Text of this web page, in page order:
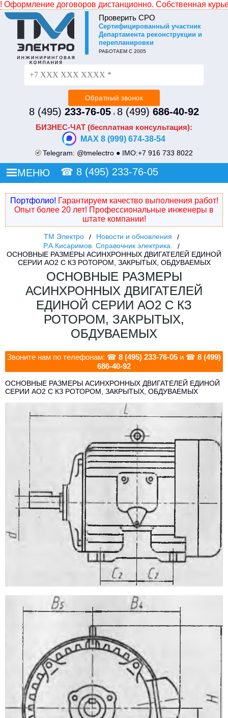
договоров дистанционно. Собственная
Проверить СРО
Cертифицированный участник
Департамента реконструкции и
перепланировки
РАБОТАЕМ С 2005
8 (495) 233-76-05, 8 (499) 686-40-92
БИЗНЕС-ЧАТ (бесплатная консультация):
MAX 8 (999) 674-38-54
Telegram: @tmelectro ● IMO:+7 916 733 8022
☎ 8 (495) 233-76-05
МЕНЮ
Портфолио! Гарантируем качество выполнения работ!
Опыт более 20 лет! Профессиональные инженеры в
штате компании!
ТМ Электро
Новости и обновления
Р.А.Кисаримов. Справочник электрика.
ОСНОВНЫЕ РАЗМЕРЫ АСИНХРОННЫХ ДВИГАТЕЛЕЙ ЕДИНОЙ
СЕРИИ АО2 С КЗ РОТОРОМ, ЗАКРЫТЫХ, ОБДУВАЕМЫХ
ОСНОВНЫЕ РАЗМЕРЫ
АСИНХРОННЫХ ДВИГАТЕЛЕЙ
ЕДИНОЙ СЕРИИ АО2 С КЗ
РОТОРОМ, ЗАКРЫТЫХ,
ОБДУВАЕМЫХ
Звоните нам по телефонам: ☎ 8 (495) 233-76-05 и ☎ 8 (499)
686-40-92
ОСНОВНЫЕ РАЗМЕРЫ АСИНХРОННЫХ ДВИГАТЕЛЕЙ ЕДИНОЙ
СЕРИИ АО2 С КЗ РОТОРОМ, ЗАКРЫТЫХ, ОБДУВАЕМЫХ
Не уходите без СКИДКИ!
Просто оставьте свой номер и наш менеджер
перезвонит и сделает Вам индивидуальное ценовое